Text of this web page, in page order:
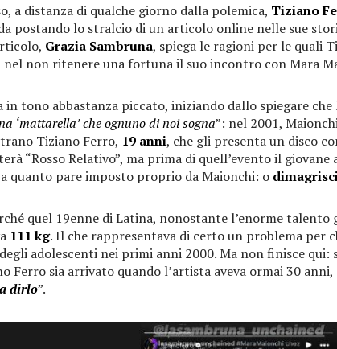
a distanza di qualche giorno dalla polemica, Tiziano
postando lo stralcio di un articolo online nelle sue
Grazia Sambruna, spiega le ragioni per le quali
non ritenere una fortuna il suo incontro con Mara
in tono abbastanza piccato, iniziando dallo spiegare che
‘mattarella’ che ognuno di noi sogna”: nel 2001,
Tiziano Ferro, 19 anni, che gli presenta un disco
“Rosso Relativo”, ma prima di quell’evento il
quanto pare imposto proprio da Maionchi: o
quel 19enne di Latina, nonostante l’enorme talento
111 kg. Il che rappresentava di certo un problema per
adolescenti nei primi anni 2000. Ma non finisce qui:
Ferro sia arrivato quando l’artista aveva ormai 30 anni,
dirlo”.